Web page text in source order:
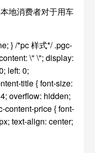
地消费者对于用车
} /*pc 样式*/ .pgc-
\" \"; display:
left: 0;
title { font-size:
overflow: hidden;
content-price { font-
text-align: center;